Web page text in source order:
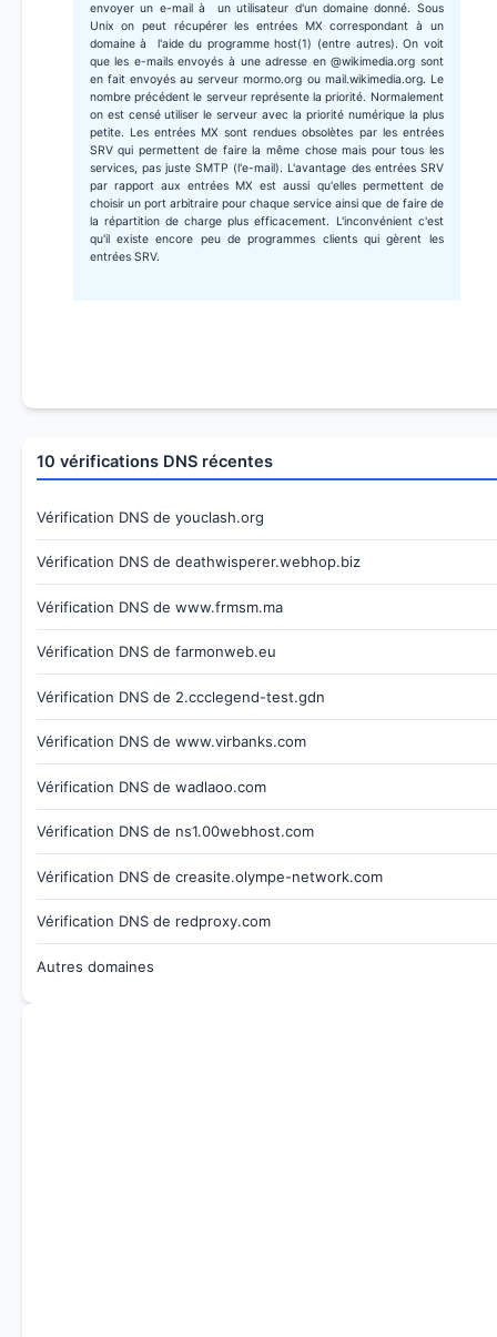
envoyer un e-mail à un utilisateur d'un domaine donné. Sous
Unix on peut récupérer les entrées MX correspondant à un
domaine à l'aide du programme host(1) (entre autres). On voit
que les e-mails envoyés à une adresse en @wikimedia.org sont
en fait envoyés au serveur mormo.org ou mail.wikimedia.org. Le
nombre précédent le serveur représente la priorité. Normalement
on est censé utiliser le serveur avec la priorité numérique la plus
petite. Les entrées MX sont rendues obsolètes par les entrées
SRV qui permettent de faire la même chose mais pour tous les
services, pas juste SMTP (l'e-mail). L'avantage des entrées SRV
par rapport aux entrées MX est aussi qu'elles permettent de
choisir un port arbitraire pour chaque service ainsi que de faire de
la répartition de charge plus efficacement. L'inconvénient c'est
qu'il existe encore peu de programmes clients qui gèrent les
entrées SRV.
10 vérifications DNS récentes
Vérification DNS de youclash.org
Vérification DNS de deathwisperer.webhop.biz
Vérification DNS de www.frmsm.ma
Vérification DNS de farmonweb.eu
Vérification DNS de 2.ccclegend-test.gdn
Vérification DNS de www.virbanks.com
Vérification DNS de wadlaoo.com
Vérification DNS de ns1.00webhost.com
Vérification DNS de creasite.olympe-network.com
Vérification DNS de redproxy.com
Autres domaines